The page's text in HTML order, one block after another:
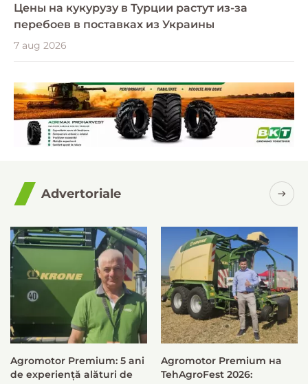
Цены на кукурузу в Турции растут из-за
перебоев в поставках из Украины
7 aug 2026
Advertoriale
Agromotor Premium: 5 ani
de experiență alături de
Agromotor Premium на
TehAgroFest 2026: